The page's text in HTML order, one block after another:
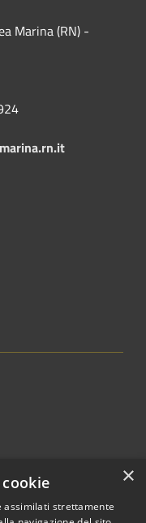
Marina (RN) -
×
assimilati strettamente